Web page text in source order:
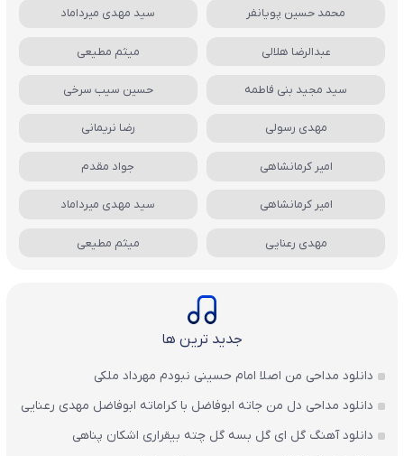
محمد حسین پویانفر سید مهدی میرداماد
عبدالرضا هلالی میثم مطیعی
سید مجید بنی فاطمه حسین سیب سرخی
مهدی رسولی رضا نریمانی
امیر کرمانشاهی جواد مقدم
امیر کرمانشاهی سید مهدی میرداماد
مهدی رعنایی میثم مطیعی
جدید ترین ها
دانلود مداحی من اصلا امام حسینی نبودم مهرداد ملکی
دانلود مداحی دل من جاته ابوفاضل با کراماته ابوفاضل مهدی رعنایی
دانلود آهنگ گل ای گل بسه گل چته بیقراری اشکان پناهی